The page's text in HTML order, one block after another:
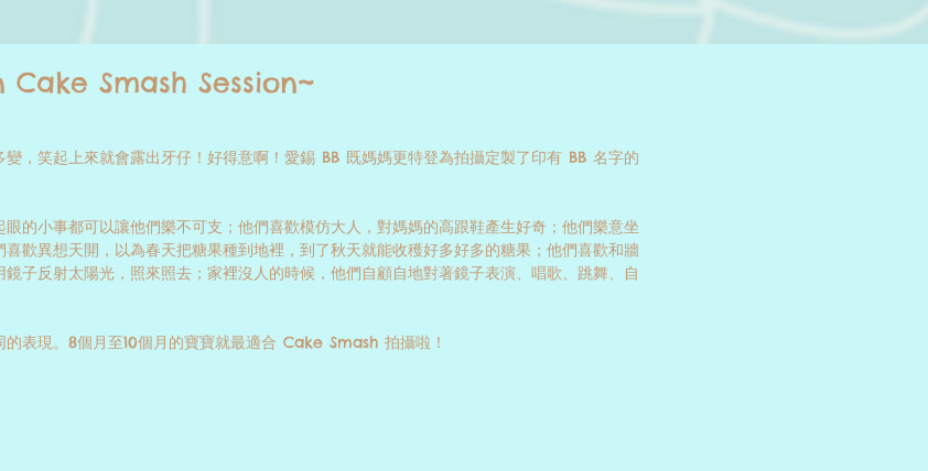
Smash Session~
，笑起上來就會露出牙仔！好得意啊！愛錫 BB 既媽媽更特登為拍攝定製了印有 BB 名字的
的小事都可以讓他們樂不可支；他們喜歡模仿大人，對媽媽的高跟鞋產生好奇；他們樂意坐
歡異想天開，以為春天把糖果種到地裡，到了秋天就能收穫好多好多的糖果；他們喜歡和牆
子反射太陽光，照來照去；家裡沒人的時候，他們自顧自地對著鏡子表演、唱歌、跳舞、自
的表現。8個月至10個月的寶寶就最適合 Cake Smash 拍攝啦！